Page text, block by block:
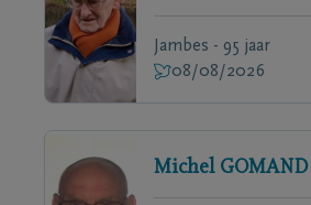
Jambes - 95 jaar
08/08/2026
Michel GOMAND